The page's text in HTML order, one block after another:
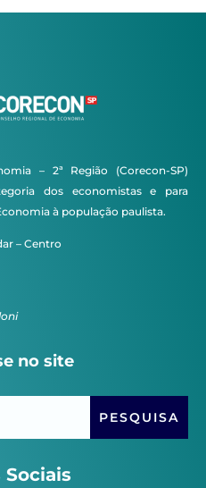
– 2ª Região (Corecon-SP)
dos economistas e para
à população paulista.
– Centro
no site
Sociais